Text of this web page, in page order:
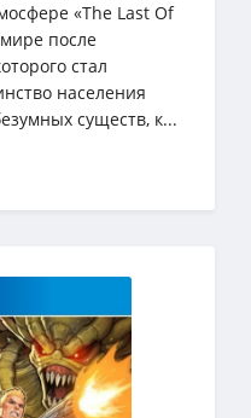
«The Last Of
после
стал
населения
существ, к...